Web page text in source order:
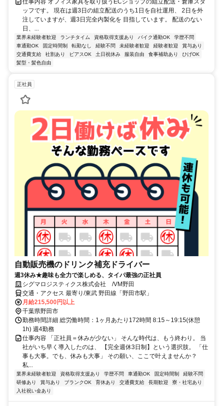
ッフです。 現在は週3日の組立配送のうち1日を自社運用、 2日を外
注していますが、週3日完全内製化を 目指しています。 配送のない
日、...
業界未経験者歓迎 ランチタイム 資格取得支援あり バイク通勤OK
学歴不問
車通勤OK
固定時間制 転勤なし 経験不問 未経験者歓迎 経験者歓迎
賞与あり
交通費支給
社割あり ピアスOK 土日祝休み 服装自由 食事補助あり
ひげOK
髪型・髪色自由
正社員
自動販売機のドリンク補充ドライバー
週3休み★趣味も全力で楽しめる、タイパ最強の正社員
シグマロジスティクス株式会社 /VM野田
交通・アクセス 最寄り/東武 野田線「野田市駅」
月給215,500円以上
千葉県野田市
勤務時間詳細 総労働時間：1ヶ月あたり172時間 8:15～19:15(休憩
1h) 週4勤務
仕事内容 「正社員＝休みが少ない」 そんな時代は、もう終わり。 当
社がいち早く導入したのは、 【完全週休3日制】という選択肢。 「仕
事も大事。でも、休みも大事」 その願い、ここで叶えませんか？
私...
業界未経験者歓迎 資格取得支援あり 学歴不問 車通勤OK 固定時間制
経験不問
研修あり
賞与あり ブランクOK 育休あり 交通費支給 長期歓迎
寮・社宅あり
入社祝い金あり